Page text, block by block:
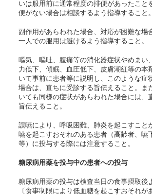
いは服用前に通常程度の排便があったこと
便がない場合は相談するよう指導すること。
副作用があらわれた場合、対応が困難な場
一人での服用は避けるよう指導すること。
嘔気、嘔吐、腹痛等の消化器症状やめまい
力低下、傾眠、血圧低下、皮膚潮紅等の本
いて事前に患者等に説明し、このような症
場合は、直ちに受診する旨伝えること。ま
いても同様の症状があらわれた場合には、
旨伝えること。
誤嚥により、呼吸困難、肺炎を起こすこと
嚥を起こすおそれのある患者（高齢者、嚥
等）に投与する際には注意すること。
糖尿病用薬を投与中の患者への投与
糖尿病用薬の投与は検査当日の食事摂取後
〔食事制限により低血糖を起こすおそれが